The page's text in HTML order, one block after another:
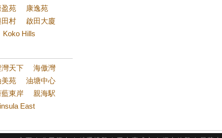
盈苑
康逸苑
田村
啟田大廈
Koko Hills
灣天下
海傲灣
美苑
油塘中心
藍東岸
親海駅
East